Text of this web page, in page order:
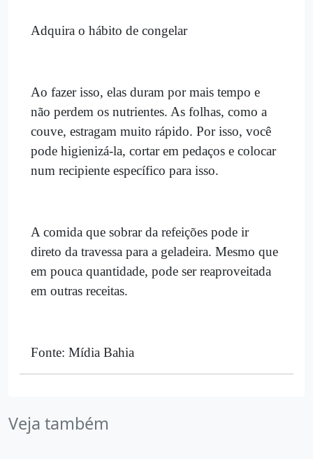
Adquira o hábito de congelar
Ao fazer isso, elas duram por mais tempo e
não perdem os nutrientes. As folhas, como a
couve, estragam muito rápido. Por isso, você
pode higienizá-la, cortar em pedaços e colocar
num recipiente específico para isso.
A comida que sobrar da refeições pode ir
direto da travessa para a geladeira. Mesmo que
em pouca quantidade, pode ser reaproveitada
em outras receitas.
Fonte: Mídia Bahia
Veja também